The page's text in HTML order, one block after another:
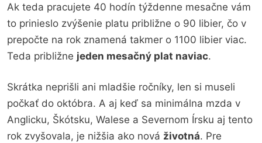
Ak teda pracujete 40 hodín týždenne mesačne vám
to prinieslo zvýšenie platu približne o 90 libier, čo v
prepočte na rok znamená takmer o 1100 libier viac.
Teda približne jeden mesačný plat naviac.
Skrátka neprišli ani mladšie ročníky, len si museli
počkať do októbra. A aj keď sa minimálna mzda v
Anglicku, Škótsku, Walese a Severnom Írsku aj tento
rok zvyšovala, je nižšia ako nová životná. Pre